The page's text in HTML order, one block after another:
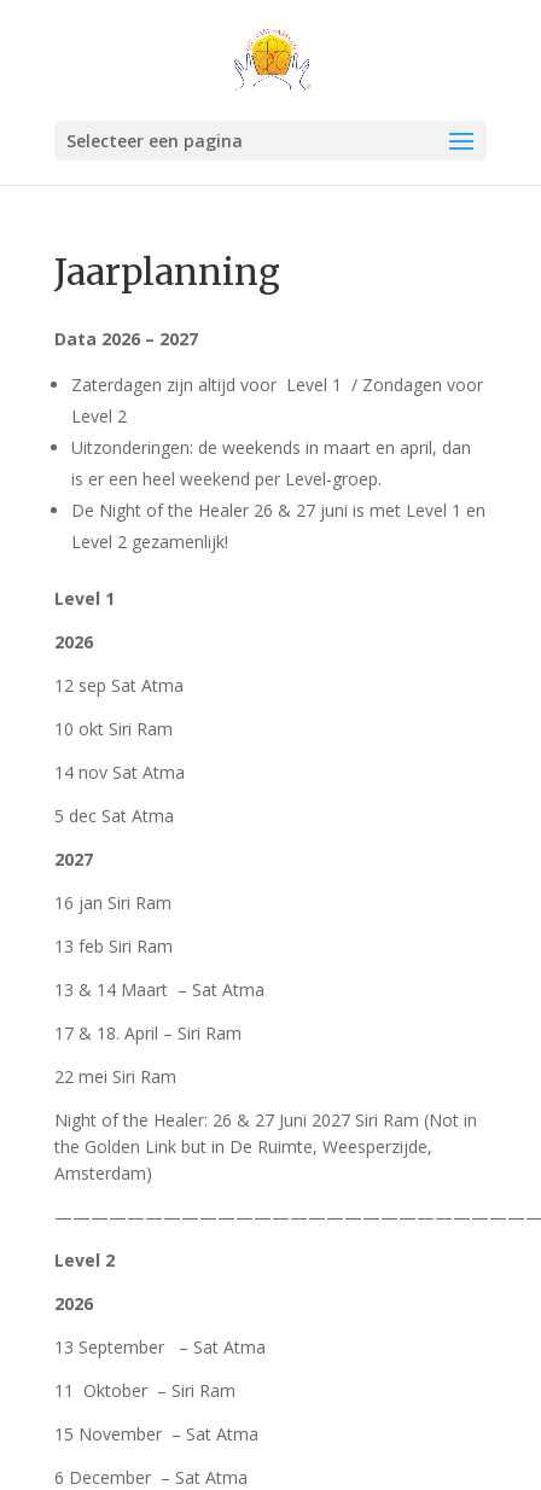
Selecteer een pagina
Jaarplanning
Data 2026 – 2027
Zaterdagen zijn altijd voor Level 1 / Zondagen voor
Level 2
Uitzonderingen: de weekends in maart en april, dan
is er een heel weekend per Level-groep.
De Night of the Healer 26 & 27 juni is met Level 1 en
Level 2 gezamenlijk!
Level 1
2026
12 sep Sat Atma
10 okt Siri Ram
14 nov Sat Atma
5 dec Sat Atma
2027
16 jan Siri Ram
13 feb Siri Ram
13 & 14 Maart – Sat Atma
17 & 18. April – Siri Ram
22 mei Siri Ram
Night of the Healer: 26 & 27 Juni 2027 Siri Ram (Not in
the Golden Link but in De Ruimte, Weesperzijde,
Amsterdam)
Level 2
2026
13 September – Sat Atma
11 Oktober – Siri Ram
15 November – Sat Atma
6 December – Sat Atma